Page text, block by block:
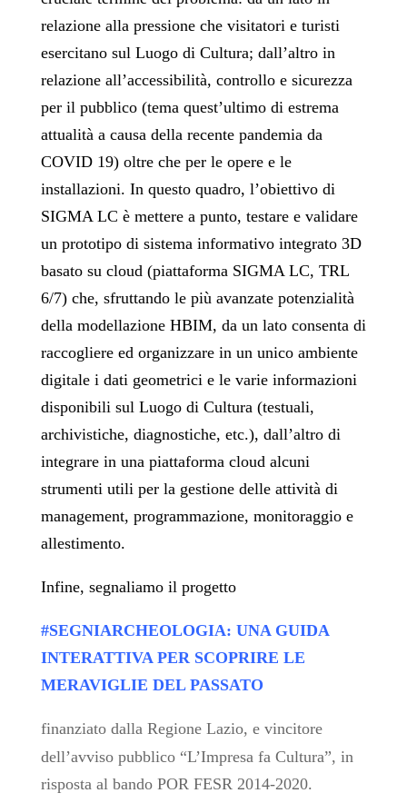
relazione alla pressione che visitatori e turisti
esercitano sul Luogo di Cultura; dall’altro in
relazione all’accessibilità, controllo e sicurezza
per il pubblico (tema quest’ultimo di estrema
attualità a causa della recente pandemia da
COVID 19) oltre che per le opere e le
installazioni. In questo quadro, l’obiettivo di
SIGMA LC è mettere a punto, testare e validare
un prototipo di sistema informativo integrato 3D
basato su cloud (piattaforma SIGMA LC, TRL
6/7) che, sfruttando le più avanzate potenzialità
della modellazione HBIM, da un lato consenta di
raccogliere ed organizzare in un unico ambiente
digitale i dati geometrici e le varie informazioni
disponibili sul Luogo di Cultura (testuali,
archivistiche, diagnostiche, etc.), dall’altro di
integrare in una piattaforma cloud alcuni
strumenti utili per la gestione delle attività di
management, programmazione, monitoraggio e
allestimento.
Infine, segnaliamo il progetto
#SEGNIARCHEOLOGIA: UNA GUIDA
INTERATTIVA PER SCOPRIRE LE
MERAVIGLIE DEL PASSATO
finanziato dalla Regione Lazio, e vincitore
dell’avviso pubblico “L’Impresa fa Cultura”, in
risposta al bando POR FESR 2014-2020.